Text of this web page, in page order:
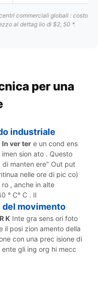
commerciali globali : costo
al dettag lio di $2, 50 *.
per una
industriale
In ver ter e un cond ens
sion ato . Questo
di manten ere" Out put
nelle ore di pic co)
, anche in alte
° C° C . Il
del movimento
K Inte gra sens ori foto
il posi zion amento della
con una prec isione di
gli ing org hi mecc